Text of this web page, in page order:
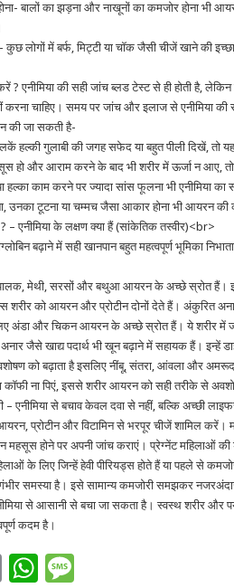
बालों का झड़ना और नाखूनों का कमजोर होना भी
कुछ लोगों में बर्फ, मिट्टी या चॉक जैसी चीजें खाने की
? एनीमिया की सही जांच ब्लड टेस्ट से ही होती है,
चाहिए। समय पर जांच और इलाज से एनीमिया की
की जा सकती है-
हल्की गुलाबी की जगह सफेद या बहुत पीली दिखें, तो
हो और आराम करने के बाद भी शरीर में ऊर्जा न आए, तो
हल्का काम करने पर ज्यादा सांस फूलना भी एनीमिया
उनका टूटना या चम्मच जैसा आकार होना भी आयरन की
? – एनीमिया के लक्षण क्या हैं (सांकेतिक तस्वीर)<br>
बढ़ाने में सही खानपान बहुत महत्वपूर्ण भूमिका
पालक, मेथी, सरसों और बथुआ आयरन के अच्छे स्रोत हैं।
शरीर को आयरन और प्रोटीन दोनों देते हैं। अंकुरित
अंडा और चिकन आयरन के अच्छे स्रोत हैं। ये शरीर में
जैसे खाद्य पदार्थ भी खून बढ़ाने में सहायक हैं। इन्हें
को बढ़ाता है इसलिए नींबू, संतरा, आंवला और
ना पिएं, इससे शरीर आयरन को सही तरीके से
– एनीमिया से बचाव केवल दवा से नहीं, बल्कि अच्छी
प्रोटीन और विटामिन से भरपूर चीजें शामिल करें।
महसूस होने पर अपनी जांच कराएं। प्रेग्नेंट महिलाओं
के लिए जिन्हें हेवी पीरियड्स होते हैं या पहले से
समस्या है। इसे सामान्य कमजोरी समझकर
से आसानी से बचा जा सकता है। स्वस्थ शरीर
कदम है।
E
W M